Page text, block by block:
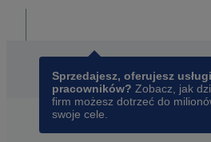
Sprzedajesz, oferujesz
pracowników? Zobacz, jak
firm możesz dotrzeć do
swoje cele.